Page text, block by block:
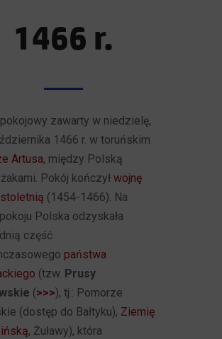
1466 r.
pokojowy zawarty w niedzielę,
1466 r. w toruńskim
Artusa, między Polską
Pokój kończyłwojnę
(1454-1466). Na
Polska odzyskała
część
państwa
(tzw. Prusy
(>>>), tj.: Pomorze
(dostęp do Bałtyku), Ziemię
, Żuławy), która